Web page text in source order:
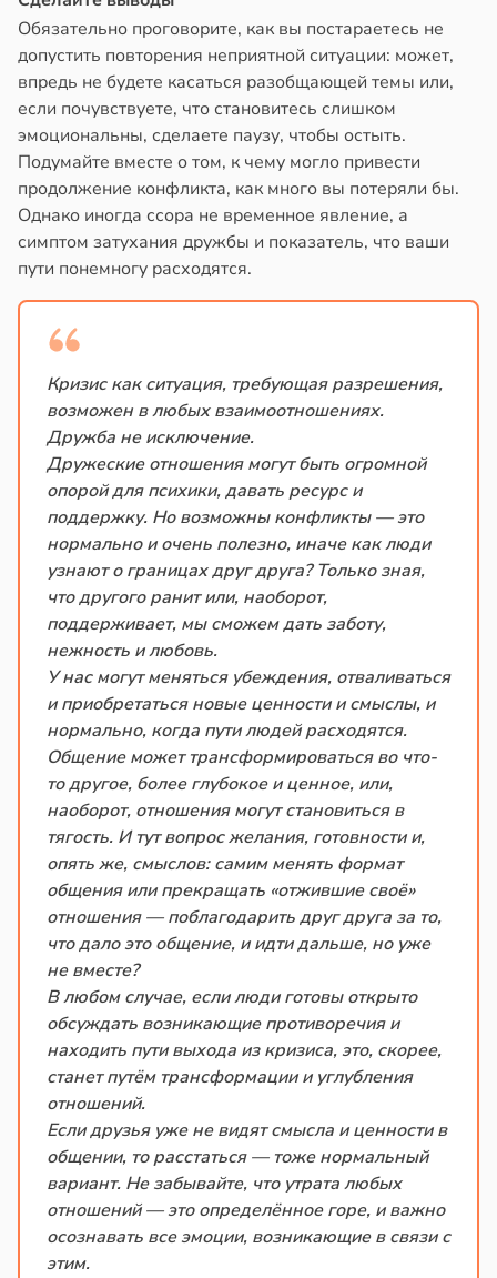
Обязательно проговорите, как вы постараетесь не
допустить повторения неприятной ситуации: может,
впредь не будете касаться разобщающей темы или,
если почувствуете, что становитесь слишком
эмоциональны, сделаете паузу, чтобы остыть.
Подумайте вместе о том, к чему могло привести
продолжение конфликта, как много вы потеряли бы.
Однако иногда ссора не временное явление, а
симптом затухания дружбы и показатель, что ваши
пути понемногу расходятся.
Кризис как ситуация, требующая разрешения,
возможен в любых взаимоотношениях.
Дружба не исключение.
Дружеские отношения могут быть огромной
опорой для психики, давать ресурс и
поддержку. Но возможны конфликты — это
нормально и очень полезно, иначе как люди
узнают о границах друг друга? Только зная,
что другого ранит или, наоборот,
поддерживает, мы сможем дать заботу,
нежность и любовь.
У нас могут меняться убеждения, отваливаться
и приобретаться новые ценности и смыслы, и
нормально, когда пути людей расходятся.
Общение может трансформироваться во что-
то другое, более глубокое и ценное, или,
наоборот, отношения могут становиться в
тягость. И тут вопрос желания, готовности и,
опять же, смыслов: самим менять формат
общения или прекращать «отжившие своё»
отношения — поблагодарить друг друга за то,
что дало это общение, и идти дальше, но уже
не вместе?
В любом случае, если люди готовы открыто
обсуждать возникающие противоречия и
находить пути выхода из кризиса, это, скорее,
станет путём трансформации и углубления
отношений.
Если друзья уже не видят смысла и ценности в
общении, то расстаться — тоже нормальный
вариант. Не забывайте, что утрата любых
отношений — это определённое горе, и важно
осознавать все эмоции, возникающие в связи с
этим.